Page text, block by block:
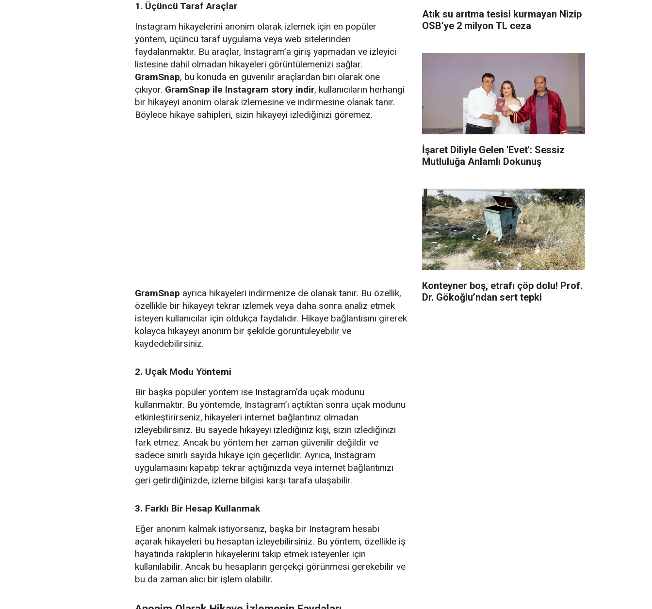
1. Üçüncü Taraf Araçlar
Instagram hikayelerini anonim olarak izlemek için en popüler
yöntem, üçüncü taraf uygulama veya web sitelerinden
faydalanmaktır. Bu araçlar, Instagram’a giriş yapmadan ve izleyici
listesine dahil olmadan hikayeleri görüntülemenizi sağlar.
GramSnap, bu konuda en güvenilir araçlardan biri olarak öne
çıkıyor. GramSnap ile Instagram story indir, kullanıcıların herhangi
bir hikayeyi anonim olarak izlemesine ve indirmesine olanak tanır.
Böylece hikaye sahipleri, sizin hikayeyi izlediğinizi göremez.
GramSnap ayrıca hikayeleri indirmenize de olanak tanır. Bu özellik,
özellikle bir hikayeyi tekrar izlemek veya daha sonra analiz etmek
isteyen kullanıcılar için oldukça faydalıdır. Hikaye bağlantısını girerek
kolayca hikayeyi anonim bir şekilde görüntüleyebilir ve
kaydedebilirsiniz.
2. Uçak Modu Yöntemi
Bir başka popüler yöntem ise Instagram’da uçak modunu
kullanmaktır. Bu yöntemde, Instagram’ı açtıktan sonra uçak modunu
etkinleştirirseniz, hikayeleri internet bağlantınız olmadan
izleyebilirsiniz. Bu sayede hikayeyi izlediğiniz kişi, sizin izlediğinizi
fark etmez. Ancak bu yöntem her zaman güvenilir değildir ve
sadece sınırlı sayıda hikaye için geçerlidir. Ayrıca, Instagram
uygulamasını kapatıp tekrar açtığınızda veya internet bağlantınızı
geri getirdiğinizde, izleme bilgisi karşı tarafa ulaşabilir.
3. Farklı Bir Hesap Kullanmak
Eğer anonim kalmak istiyorsanız, başka bir Instagram hesabı
açarak hikayeleri bu hesaptan izleyebilirsiniz. Bu yöntem, özellikle iş
hayatında rakiplerin hikayelerini takip etmek isteyenler için
kullanılabilir. Ancak bu hesapların gerçekçi görünmesi gerekebilir ve
bu da zaman alıcı bir işlem olabilir.
Atık su arıtma tesisi kurmayan Nizip
OSB’ye 2 milyon TL ceza
İşaret Diliyle Gelen 'Evet': Sessiz
Mutluluğa Anlamlı Dokunuş
Konteyner boş, etrafı çöp dolu! Prof.
Dr. Gökoğlu’ndan sert tepki